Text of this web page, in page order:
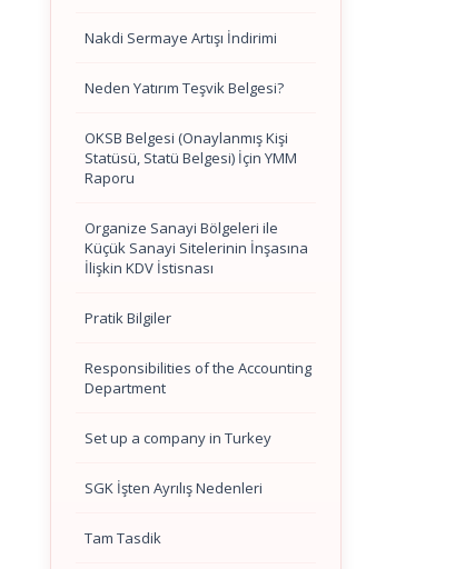
Nakdi Sermaye Artışı İndirimi
Neden Yatırım Teşvik Belgesi?
OKSB Belgesi (Onaylanmış Kişi
Statüsü, Statü Belgesi) İçin YMM
Raporu
Organize Sanayi Bölgeleri ile
Küçük Sanayi Sitelerinin İnşasına
İlişkin KDV İstisnası
Pratik Bilgiler
Responsibilities of the Accounting
Department
Set up a company in Turkey
SGK İşten Ayrılış Nedenleri
Tam Tasdik